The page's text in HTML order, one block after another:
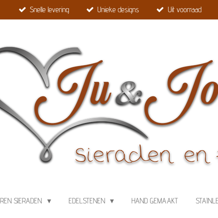
Snelle levering Unieke designs Uit voorraad
SIERADEN EDELSTENEN HAND GEMAAKT